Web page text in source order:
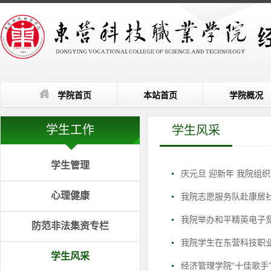
学院首页 本站首页 学院概况
学生工作
学生管理
心理健康
防范非法集资专栏
学生风采
学生风采
庆元旦 迎新年 我院组
我院志愿服务队赴康居
我院举办和平精英电子
我院学生在东营科技职
经济管理学院“十佳歌手